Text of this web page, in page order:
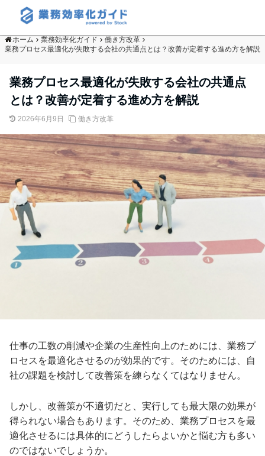
ホーム 業務効率化ガイド
働き方改革
業務プロセス最適化が失敗する会社の共通点とは？改善が定着する進め方を解説
業務プロセス最適化が失敗する会社の共通点
とは？改善が定着する進め方を解説
2026年6月9日 働き方改革
仕事の工数の削減や企業の生産性向上のためには、業務プ
ロセスを最適化させるのが効果的です。そのためには、自
社の課題を検討して改善策を練らなくてはなりません。
しかし、改善策が不適切だと、実行しても最大限の効果が
得られない場合もあります。そのため、業務プロセスを最
適化させるには具体的にどうしたらよいかと悩む方も多い
のではないでしょうか。